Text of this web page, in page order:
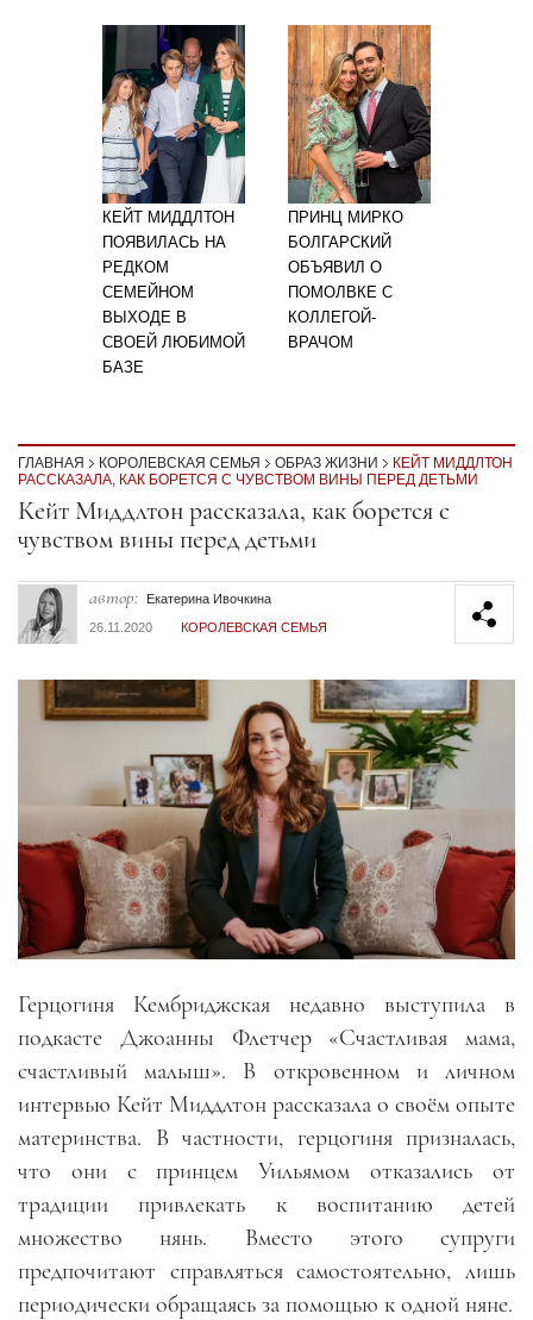
КЕЙТ МИДДЛТОН
ПОЯВИЛАСЬ НА
РЕДКОМ
СЕМЕЙНОМ
ВЫХОДЕ В
СВОЕЙ ЛЮБИМОЙ
БАЗЕ
ПРИНЦ МИРКО
БОЛГАРСКИЙ
ОБЪЯВИЛ О
ПОМОЛВКЕ С
КОЛЛЕГОЙ-
ВРАЧОМ
ГЛАВНАЯ КОРОЛЕВСКАЯ СЕМЬЯ ОБРАЗ ЖИЗНИ
КЕЙТ МИДДЛТОН
РАССКАЗАЛА, КАК БОРЕТСЯ С ЧУВСТВОМ ВИНЫ ПЕРЕД ДЕТЬМИ
Секция статей
Кейт Миддлтон рассказала, как борется с
чувством вины перед детьми
автор:
Екатерина Ивочкина
26.11.2020
КОРОЛЕВСКАЯ СЕМЬЯ
Герцогиня Кембриджская недавно выступила в
подкасте Джоанны Флетчер «Счастливая мама,
счастливый малыш». В откровенном и личном
интервью Кейт Миддлтон рассказала о своём опыте
материнства. В частности, герцогиня призналась,
что они с принцем Уильямом отказались от
традиции привлекать к воспитанию детей
множество нянь. Вместо этого супруги
предпочитают справляться самостоятельно, лишь
периодически обращаясь за помощью к одной няне.